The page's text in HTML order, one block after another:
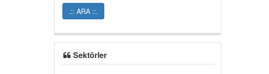
Sektörler